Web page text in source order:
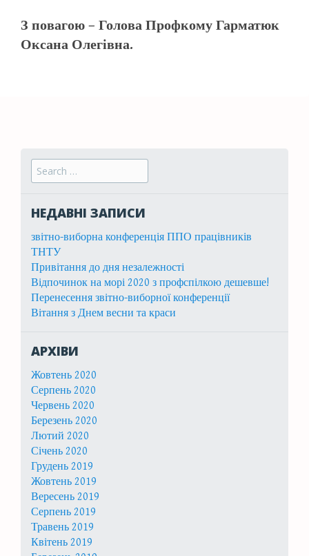
З повагою – Голова Профкому Гарматюк
Оксана Олегівна.
Search for:
НЕДАВНІ ЗАПИСИ
звітно-виборна конференція ППО працівників
ТНТУ
Привітання до дня незалежності
Відпочинок на морі 2020 з профспілкою дешевше!
Перенесення звітно-виборної конференції
Вітання з Днем весни та краси
АРХІВИ
Жовтень 2020
Серпень 2020
Червень 2020
Березень 2020
Лютий 2020
Січень 2020
Грудень 2019
Жовтень 2019
Вересень 2019
Серпень 2019
Травень 2019
Квітень 2019